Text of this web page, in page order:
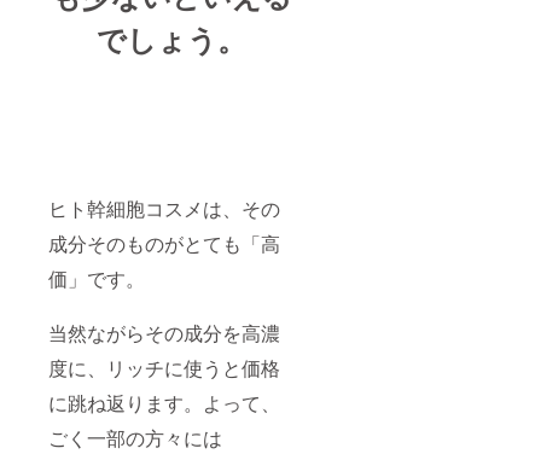
でしょう。
ヒト幹細胞コスメは、その
成分そのものがとても「高
価」です。
当然ながらその成分を高濃
度に、リッチに使うと価格
に跳ね返ります。よって、
ごく一部の方々には